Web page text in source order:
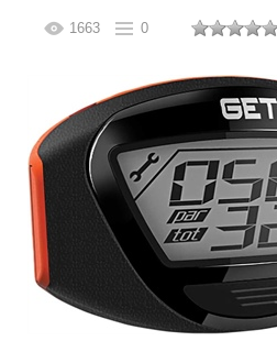
1663 0